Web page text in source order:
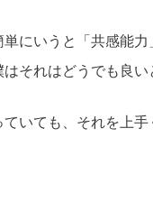
にいうと「共感能
それはどうでも良
いても、それを上